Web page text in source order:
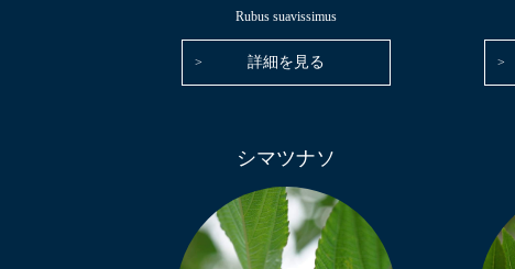
Rubus suavissimus
詳細を見る
シマツナソ